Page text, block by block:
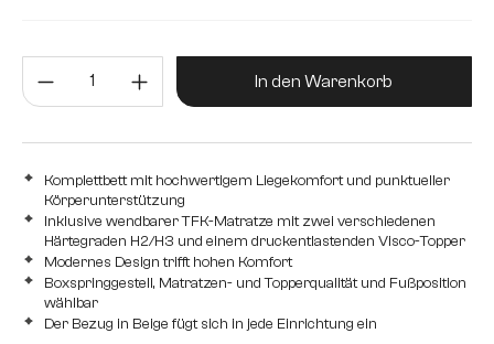
mit Taschenfederkernmatratze H2/H3 und Visco Topper
Produkt Anzahl: Gib den
In den Warenkorb
Komplettbett mit hochwertigem Liegekomfort und punktueller
Körperunterstützung
Inklusive wendbarer TFK-Matratze mit zwei verschiedenen
Härtegraden H2/H3 und einem druckentlastenden Visco-Topper
Modernes Design trifft hohen Komfort
Boxspringgestell, Matratzen- und Topperqualität und Fußposition
wählbar
Der Bezug in Beige fügt sich in jede Einrichtung ein